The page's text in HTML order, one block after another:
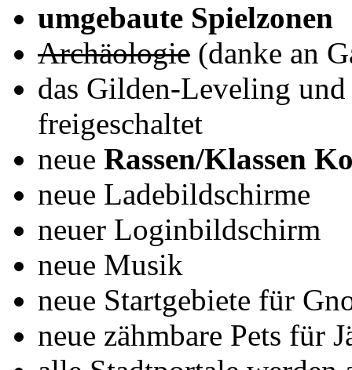
umgebaute Spielzonen
Archäologie (danke an
das Gilden-Leveling
freigeschaltet
neue Rassen/Klassen
neue Ladebildschirme
neuer Loginbildschirm
neue Musik
neue Startgebiete für
neue zähmbare Pets für